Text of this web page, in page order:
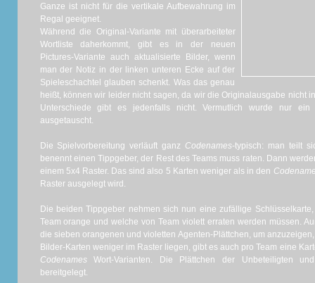
Ganze ist nicht für die vertikale Aufbewahrung im
Regal geeignet.
Während die Original-Variante mit überarbeiteter
Wortliste daherkommt, gibt es in der neuen
Pictures-Variante auch aktualisierte Bilder, wenn
man der Notiz in der linken unteren Ecke auf der
Spieleschachtel glauben schenkt. Was das genau
heißt, können wir leider nicht sagen, da wir die Originalausgabe nicht
Unterschiede gibt es jedenfalls nicht. Vermutlich wurde nur
ausgetauscht.
Die Spielvorbereitung verläuft ganz Codenames-typisch: man teilt
benennt einen Tippgeber, der Rest des Teams muss raten. Dann
einem 5x4 Raster. Das sind also 5 Karten weniger als in den
Raster ausgelegt wird.
Die beiden Tippgeber nehmen sich nun eine zufällige
Team orange und welche von Team violett erraten werden müssen.
die sieben orangenen und violetten Agenten-Plättchen, um
Bilder-Karten weniger im Raster liegen, gibt es auch pro Team eine
CodenamesWort-Varianten. Die Plättchen der Unbeteiligten
bereitgelegt.